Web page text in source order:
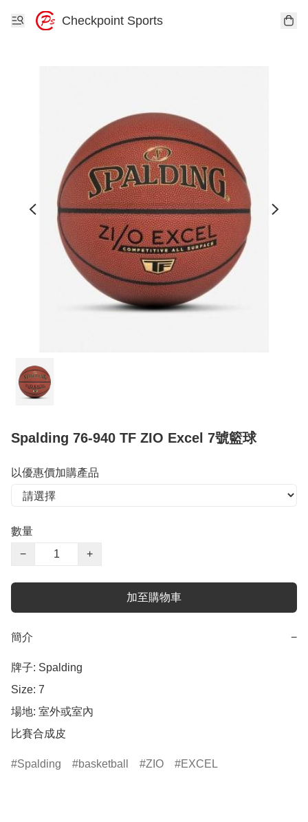
Checkpoint Sports
Spalding 76-940 TF ZIO Excel 7號籃球
以優惠價加購產品
數量
−
+
加至購物車
簡介 −
牌子: Spalding
Size: 7
場地: 室外或室內
比賽合成皮
Spalding basketball ZIO EXCEL